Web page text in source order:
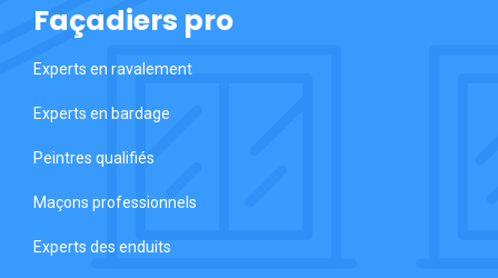
Façadiers pro
Experts en ravalement
Experts en bardage
Peintres qualifiés
Maçons professionnels
Experts des enduits